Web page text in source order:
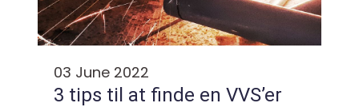
03 June 2022
3 tips til at finde en VVS’er